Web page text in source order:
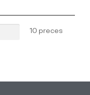
10 preces